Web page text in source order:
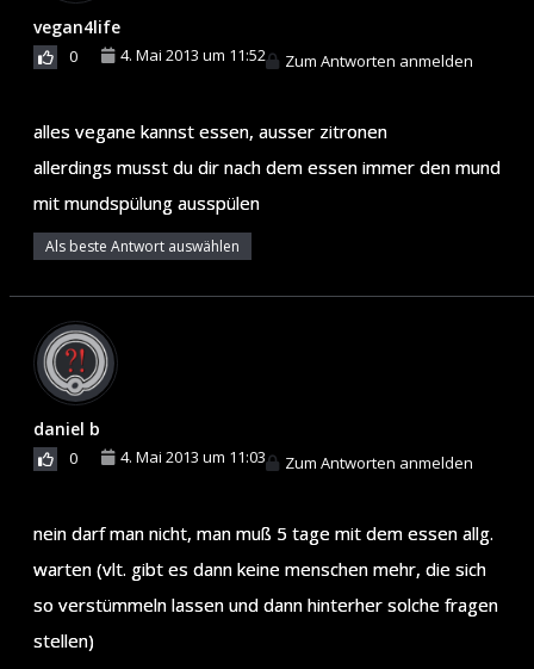
vegan4life
0 4. Mai 2013 um 11:52 Zum Antworten anmelden
alles vegane kannst essen, ausser zitronen
allerdings musst du dir nach dem essen immer den mund
mit mundspülung ausspülen
Als beste Antwort auswählen
daniel b
0 4. Mai 2013 um 11:03 Zum Antworten anmelden
nein darf man nicht, man muß 5 tage mit dem essen allg.
warten (vlt. gibt es dann keine menschen mehr, die sich
so verstümmeln lassen und dann hinterher solche fragen
stellen)